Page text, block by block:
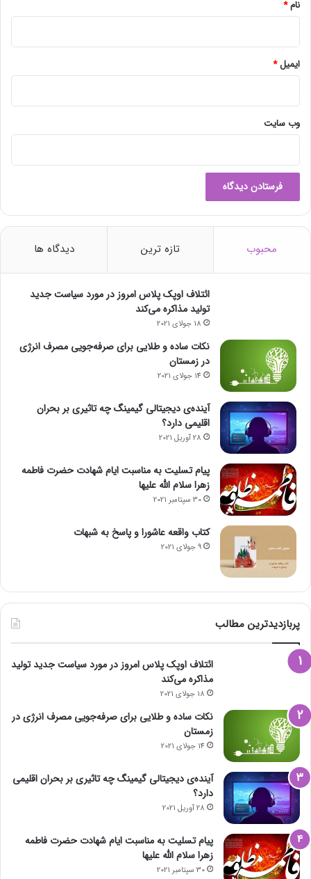
ف
ت
ر
د
نام*
ایمیل*
وب‌ سایت
محبوب تازه ترین دیدگاه ها
ائتلاف اوپک پلاس امروز در مورد سیاست جدید
تولید مذاکره می‌کند
18 جولای 2021
نکات ساده و طلایی برای صرفه‌جویی مصرف انرژی
در زمستان
14 جولای 2021
آینده‌ی دیجیتالی گیمینگ چه تاثیری بر بحران
اقلیمی دارد؟
28 آوریل 2021
پیام تسلیت به مناسبت ایام شهادت حضرت فاطمه
زهرا سلام الله علیها
30 سپتامبر 2021
کتاب واقعه عاشورا و پاسخ به شبهات
9 جولای 2021
پربازدیدترین مطالب
ائتلاف اوپک پلاس امروز در مورد سیاست جدید تولید
مذاکره می‌کند
18 جولای 2021
نکات ساده و طلایی برای صرفه‌جویی مصرف انرژی در
زمستان
14 جولای 2021
آینده‌ی دیجیتالی گیمینگ چه تاثیری بر بحران اقلیمی
دارد؟
28 آوریل 2021
پیام تسلیت به مناسبت ایام شهادت حضرت فاطمه
زهرا سلام الله علیها
30 سپتامبر 2021